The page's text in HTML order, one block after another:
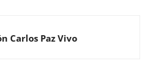
Carlos Paz Vivo